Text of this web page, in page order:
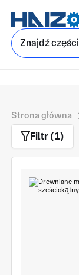
Znajdź
Strona główna
Filtr (1)